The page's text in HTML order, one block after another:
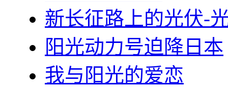
新长征路上的光伏-
阳光动力号迫降日本
我与阳光的爱恋